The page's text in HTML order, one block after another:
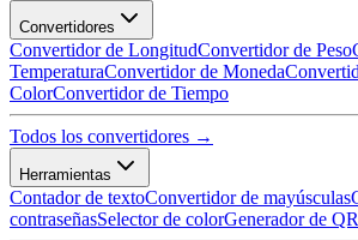
Convertidores
Convertidor de LongitudConvertidor de Peso
TemperaturaConvertidor de Moneda
ColorConvertidor de Tiempo
Todos los convertidores →
Herramientas
Contador de textoConvertidor de mayúsculas
contraseñasSelector de colorGenerador de QR